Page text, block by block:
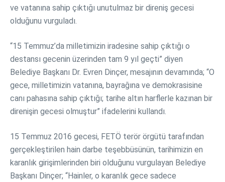
ve vatanına sahip çıktığı unutulmaz bir direniş gecesi
olduğunu vurguladı.
“15 Temmuz’da milletimizin iradesine sahip çıktığı o
destansı gecenin üzerinden tam 9 yıl geçti” diyen
Belediye Başkanı Dr. Evren Dinçer, mesajının devamında; “O
gece, milletimizin vatanına, bayrağına ve demokrasisine
canı pahasına sahip çıktığı; tarihe altın harflerle kazınan bir
direnişin gecesi olmuştur” ifadelerini kullandı.
15 Temmuz 2016 gecesi, FETÖ terör örgütü tarafından
gerçekleştirilen hain darbe teşebbüsünün, tarihimizin en
karanlık girişimlerinden biri olduğunu vurgulayan Belediye
Başkanı Dinçer; “Hainler, o karanlık gece sadece